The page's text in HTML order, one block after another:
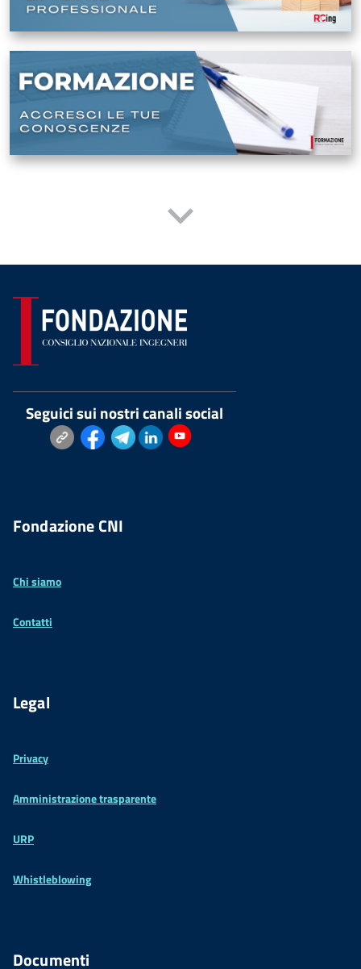
Seguici sui nostri canali social
Fondazione CNI
Chi siamo
Contatti
Legal
Privacy
Amministrazione trasparente
URP
Whistleblowing
Documenti